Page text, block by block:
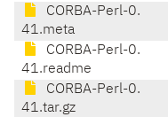
CORBA-Perl-0.
41.meta
CORBA-Perl-0.
41.readme
CORBA-Perl-0.
41.tar.gz